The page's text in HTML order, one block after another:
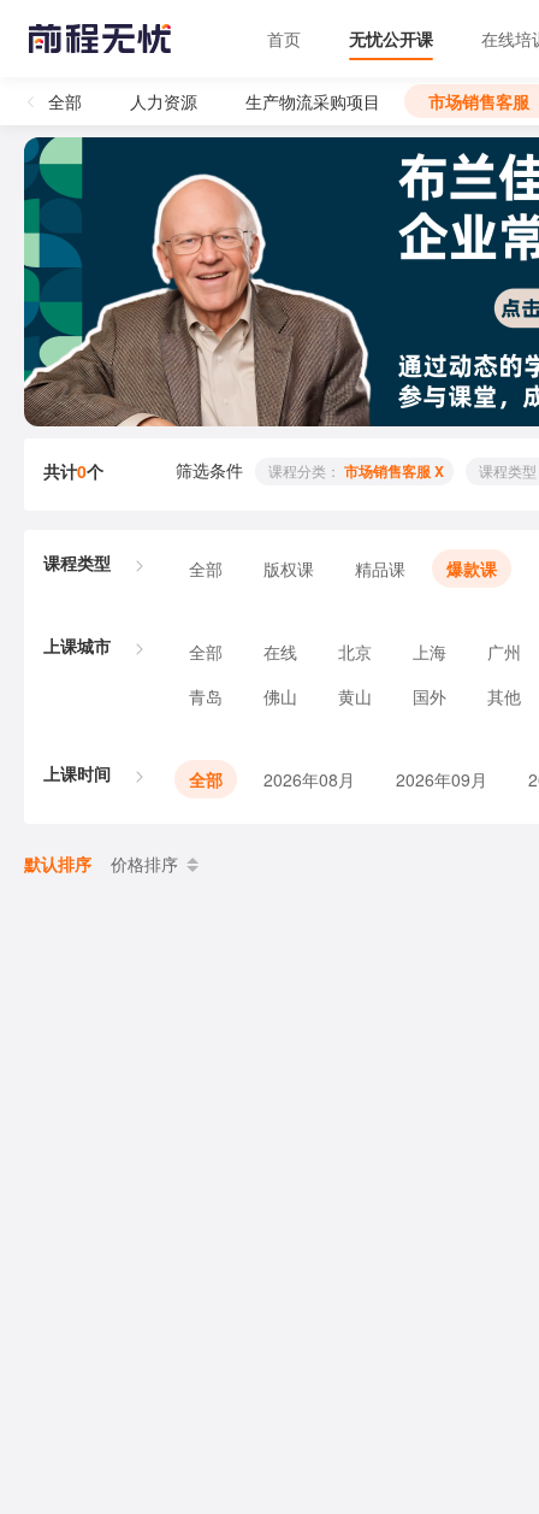
首页 无忧公开课 在线培
全部 人力资源 生产物流采购项目 市场销售客服
共计0个 筛选条件 课程分类： 市场销售客服 X 课程类
课程类型 全部 版权课 精品课 爆款课
上课城市 全部 在线 北京 上海
广州
青岛
佛山 黄山 国外 其他
上课时间 全部 2026年08月 2026年09月
默认排序 价格排序